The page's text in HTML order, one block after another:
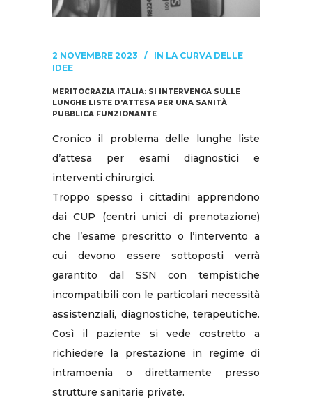
2 NOVEMBRE 2023 IN LA CURVA DELLE
IDEE
MERITOCRAZIA ITALIA: SI INTERVENGA SULLE
LUNGHE LISTE D’ATTESA PER UNA SANITÀ
PUBBLICA FUNZIONANTE
Cronico il problema delle lunghe liste
d’attesa per esami diagnostici e
interventi chirurgici.
Troppo spesso i cittadini apprendono
dai CUP (centri unici di prenotazione)
che l’esame prescritto o l’intervento a
cui devono essere sottoposti verrà
garantito dal SSN con tempistiche
incompatibili con le particolari necessità
assistenziali, diagnostiche, terapeutiche.
Così il paziente si vede costretto a
richiedere la prestazione in regime di
intramoenia o direttamente presso
strutture sanitarie private.